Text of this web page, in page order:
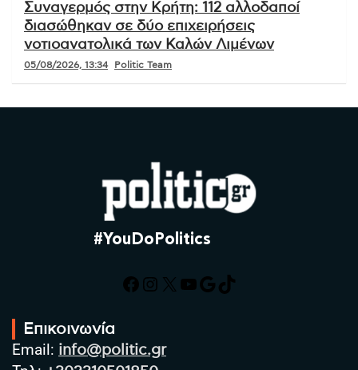
Συναγερμός στην Κρήτη: 112 αλλοδαποί
διασώθηκαν σε δύο επιχειρήσεις
νοτιοανατολικά των Καλών Λιμένων
05/08/2026, 13:34 Politic Team
#YouDoPolitics
Facebook
Instagram
X YouTube
Google
TikTok
Επικοινωνία
Email: info@politic.gr